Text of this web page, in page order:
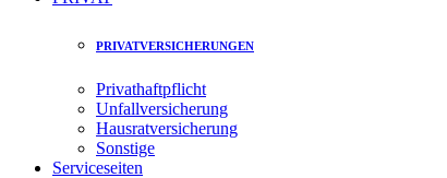
PRIVATVERSICHERUNGEN
Privathaftpflicht
Unfallversicherung
Hausratversicherung
Sonstige
Serviceseiten